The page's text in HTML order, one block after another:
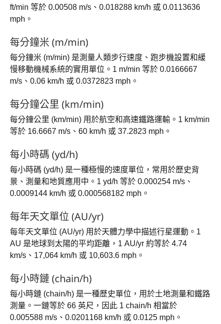
ft/min 等於 0.00508 m/s、0.018288 km/h 或 0.0113636
mph。
每分鐘米 (m/min)
每分鐘米 (m/min) 是測量人類步行速度、跑步機設置和緩
慢移動機械系統的實用單位。1 m/min 等於 0.0166667
m/s、0.06 km/h 或 0.0372823 mph。
每分鐘公里 (km/min)
每分鐘公里 (km/min) 用於航空和高速鐵路運輸。1 km/min
等於 16.6667 m/s、60 km/h 或 37.2823 mph。
每小時碼 (yd/h)
每小時碼 (yd/h) 是一種極慢的速度單位，常用於歷史背
景、測量和地質應用中。1 yd/h 等於 0.000254 m/s、
0.0009144 km/h 或 0.000568182 mph。
每年天文單位 (AU/yr)
每年天文單位 (AU/yr) 用於天體力學中描述行星運動。1
AU 是地球到太陽的平均距離，1 AU/yr 約等於 4.74
km/s、17,064 km/h 或 10,603.6 mph。
每小時鏈 (chain/h)
每小時鏈 (chain/h) 是一種歷史單位，用於土地測量和鐵路
測量。一鏈等於 66 英尺，因此 1 chain/h 相當於
0.005588 m/s、0.0201168 km/h 或 0.0125 mph。